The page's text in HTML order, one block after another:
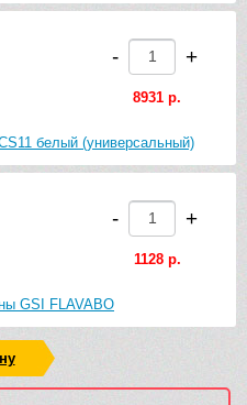
белый (универсальный)
- +
8931 р.
GSI FLAVABO
- +
1128 р.